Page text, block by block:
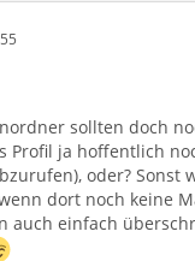
sollten doch
Profil ja hoffentlich
oder? Sonst
dort noch keine
auch einfach